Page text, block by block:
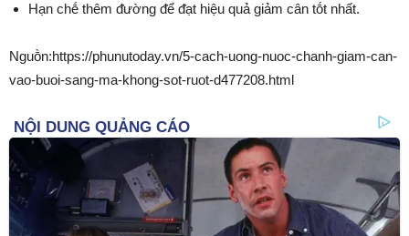
Hạn chḗ thêm ᵭường ᵭể ᵭạt hiệu quả giảm cȃn tṓt nhất.
Nguṑn:https://phunutoday.vn/5-cach-uong-nuoc-chanh-giam-can-
vao-buoi-sang-ma-khong-sot-ruot-d477208.html